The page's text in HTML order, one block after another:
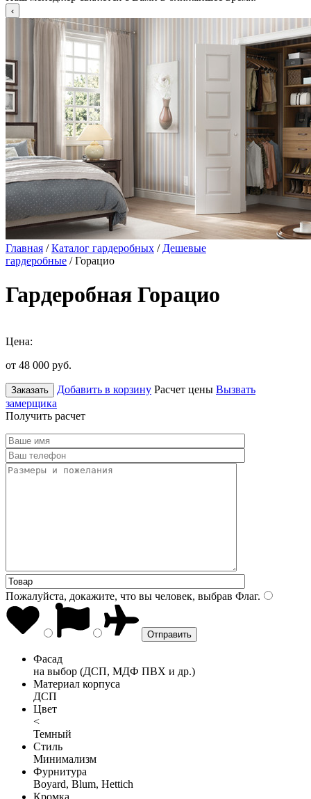
Главная /Каталог гардеробных / Дешевые
гардеробные / Горацио
Гардеробная Горацио
Цена:
от 48 000 руб.
Заказать Добавить в корзину Расчет цены Вызвать
замерщика
Получить расчет
Пожалуйста, докажите, что вы человек, выбрав Флаг.
Фасад
на выбор (ДСП, МДФ ПВХ и др.)
Материал корпуса
ДСП
Цвет
<
Темный
Стиль
Минимализм
Фурнитура
Boyard, Blum, Hettich
Кромка